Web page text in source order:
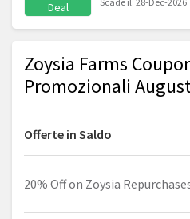
Deal
Zoysia Farms
Promozionali
Offerte in Saldo
20% Off on Zoysia